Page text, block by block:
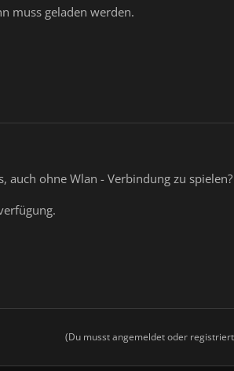
muss geladen werden.
auch ohne Wlan - Verbindung zu spielen?
(Du musst angemeldet oder